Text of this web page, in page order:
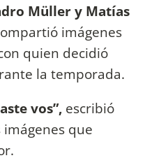
Müller y Matías
imágenes
quien decidió
la temporada.
vos”, escribió
imágenes que